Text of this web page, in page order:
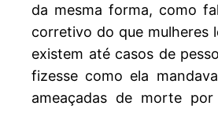
da mesma forma, como
corretivo do que mulheres
existem até casos de
fizesse como ela
ameaçadas de morte